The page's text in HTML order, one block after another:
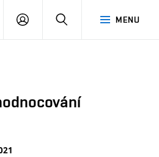
MENU
PŘIHLÁSIT